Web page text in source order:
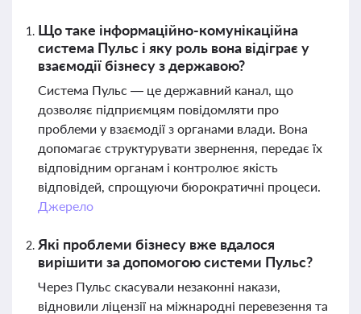
Що таке інформаційно-комунікаційна
система Пульс і яку роль вона відіграє у
взаємодії бізнесу з державою?
Система Пульс — це державний канал, що
дозволяє підприємцям повідомляти про
проблеми у взаємодії з органами влади. Вона
допомагає структурувати звернення, передає їх
відповідним органам і контролює якість
відповідей, спрощуючи бюрократичні процеси.
Джерело
Які проблеми бізнесу вже вдалося
вирішити за допомогою системи Пульс?
Через Пульс скасували незаконні накази,
відновили ліцензії на міжнародні перевезення та